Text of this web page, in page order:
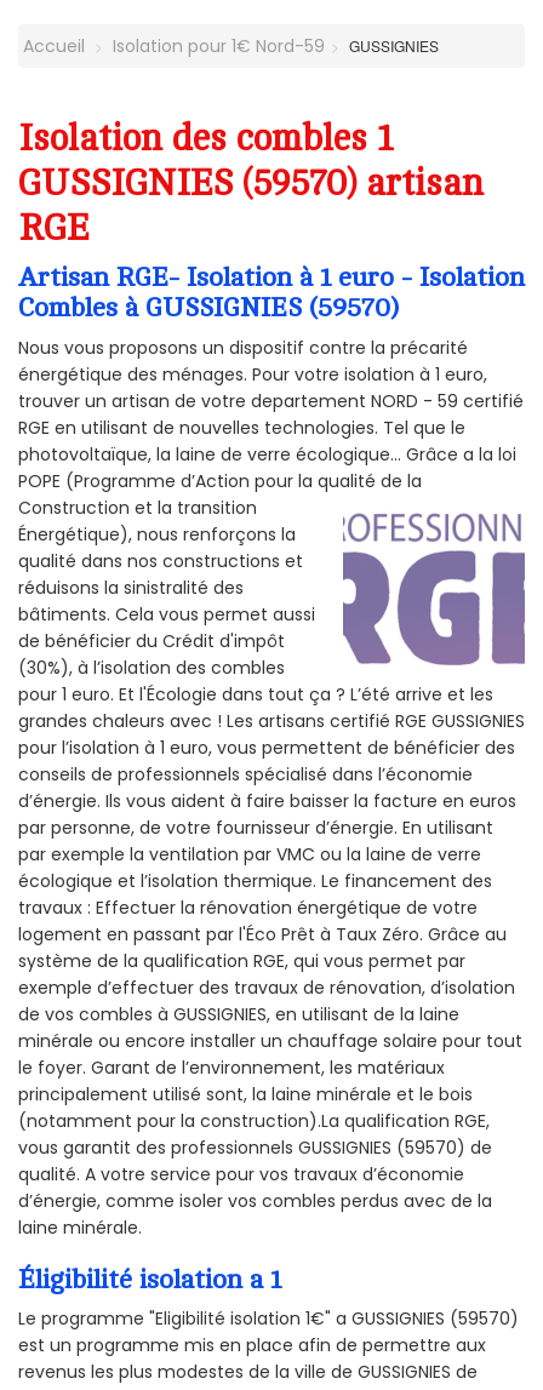
Accueil Isolation pour 1€ Nord-59 GUSSIGNIES
Isolation des combles 1
GUSSIGNIES (59570) artisan
RGE
Artisan RGE- Isolation à 1 euro - Isolation
Combles à GUSSIGNIES (59570)
Nous vous proposons un dispositif contre la précarité
énergétique des ménages. Pour votre isolation à 1 euro,
trouver un artisan de votre departement NORD - 59 certifié
RGE en utilisant de nouvelles technologies. Tel que le
photovoltaïque, la laine de verre écologique... Grâce a la loi
POPE (Programme d’Action pour la qualité de la
Construction et la transition
Énergétique), nous renforçons la
qualité dans nos constructions et
réduisons la sinistralité des
bâtiments. Cela vous permet aussi
de bénéficier du Crédit d'impôt
(30%), à l’isolation des combles
pour 1 euro. Et l'Écologie dans tout ça ? L’été arrive et les
grandes chaleurs avec ! Les artisans certifié RGE GUSSIGNIES
pour l’isolation à 1 euro, vous permettent de bénéficier des
conseils de professionnels spécialisé dans l’économie
d’énergie. Ils vous aident à faire baisser la facture en euros
par personne, de votre fournisseur d’énergie. En utilisant
par exemple la ventilation par VMC ou la laine de verre
écologique et l’isolation thermique. Le financement des
travaux : Effectuer la rénovation énergétique de votre
logement en passant par l'Éco Prêt à Taux Zéro. Grâce au
système de la qualification RGE, qui vous permet par
exemple d’effectuer des travaux de rénovation, d’isolation
de vos combles à GUSSIGNIES, en utilisant de la laine
minérale ou encore installer un chauffage solaire pour tout
le foyer. Garant de l’environnement, les matériaux
principalement utilisé sont, la laine minérale et le bois
(notamment pour la construction).La qualification RGE,
vous garantit des professionnels GUSSIGNIES (59570) de
qualité. A votre service pour vos travaux d’économie
d’énergie, comme isoler vos combles perdus avec de la
laine minérale.
Éligibilité isolation a 1
Le programme "Eligibilité isolation 1€" a GUSSIGNIES (59570)
est un programme mis en place afin de permettre aux
revenus les plus modestes de la ville de GUSSIGNIES de